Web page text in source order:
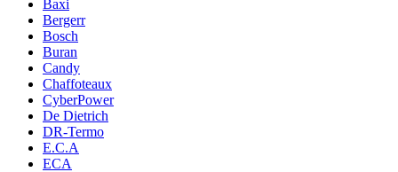
Baxi
Bergerr
Bosch
Buran
Candy
Chaffoteaux
CyberPower
De Dietrich
DR-Termo
E.C.A
ECA